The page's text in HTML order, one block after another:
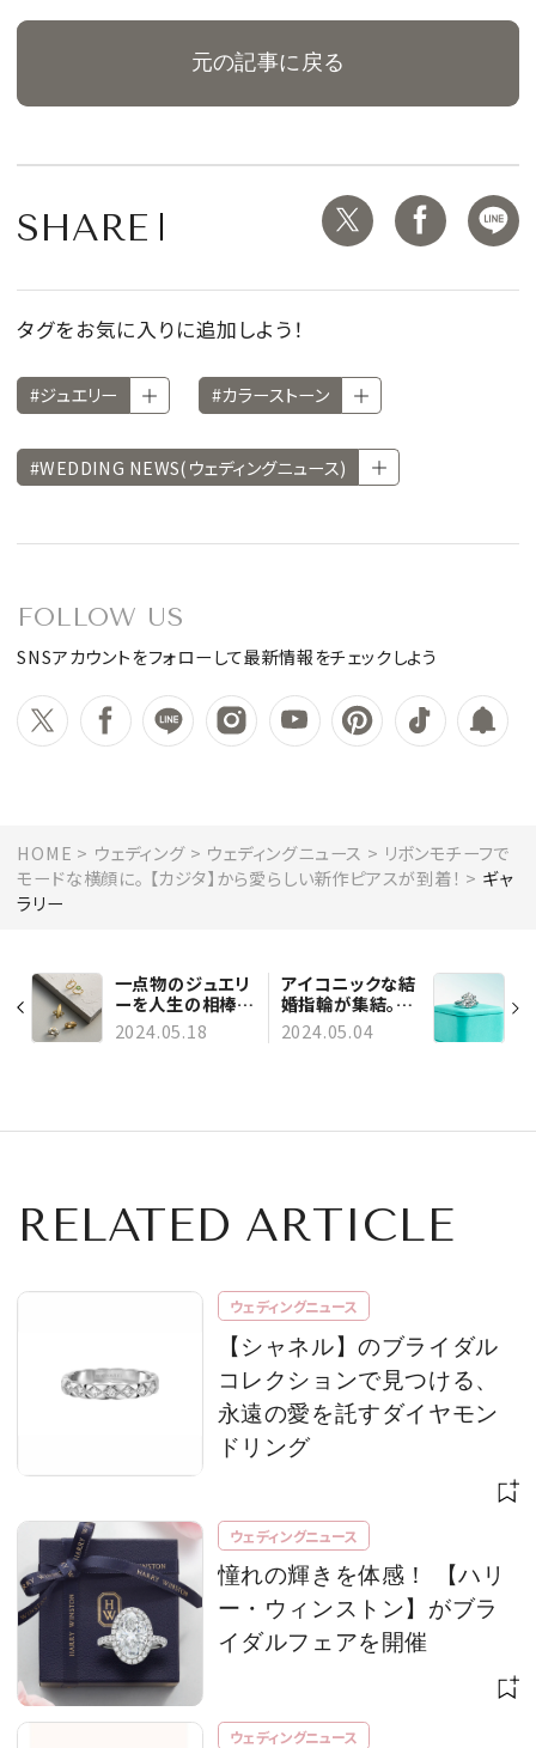
元の記事に戻る
SHARE
タグをお気に入りに追加しよう！
#ジュエリー #カラーストーン
#WEDDING NEWS(ウェディングニュース)
FOLLOW US
SNSアカウントをフォローして最新情報をチェックしよう
HOME ウェディング ウェディングニュース
リボンモチーフで
モードな横顔に。 【カジタ】から愛らしい新作ピアスが到着！
ギャ
ラリー
一点物のジュエリ
ーを人生の相棒
に。バーニーズ
ニューヨーク各店
2024.05.18
アイコニックな結
婚指輪が集結。
【ティファニー】が
全国のブティック
2024.05.04
RELATED ARTICLE
ウェディングニュース
【シャネル】のブライダル
コレクションで見つける、
永遠の愛を託すダイヤモン
ドリング
ウェディングニュース
憧れの輝きを体感！ 【ハリ
ー・ウィンストン】がブラ
イダルフェアを開催
ウェディングニュース